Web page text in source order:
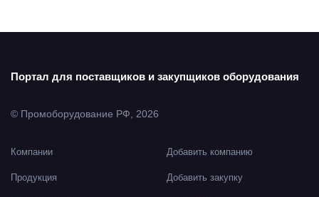
Портал для поставщиков и закупщиков оборудования
© Промоборудование РФ, 2026
Компании
Продукция
Добавить компанию
Добавить закупку